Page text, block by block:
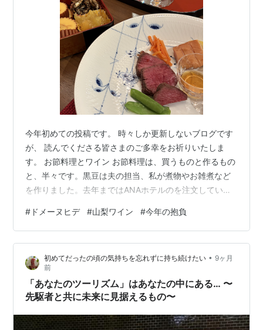
今年初めての投稿です。 時々しか更新しないブログです
が、 読んでくださる皆さまのご多幸をお祈りいたしま
す。 お節料理とワイン お節料理は、買うものと作るもの
と、半々です。黒豆は夫の担当、私が煮物やお雑煮など
を作りました。去年まではANAホテルのを注文していま
美味しかったです。料理によっては、少しスパイスが強
すぎて、他の和風の料理をやや邪魔する感じが少しだけ
ありました。 そしてワインは、最近凝っている山梨のワ
イナリーの一つ、ドメーヌヒデさんのオレンジワインを
いただきました。 「ドメーヌヒデ」は、ワイン界の鬼才
と言われる渋谷さんという醸造家の…
# ドメーヌヒデ #山梨ワイン #今年の抱負
初めてだったの頃の気持ちを忘れずに持ち続けたい • 9ヶ月
前
「あなたのツーリズム」はあなたの中にある… 〜
先駆者と共に未来に見据えるもの〜